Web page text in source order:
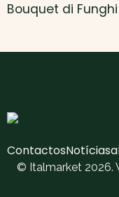
Bouquet di
ContactosNotícias
© Italmarket 2026.